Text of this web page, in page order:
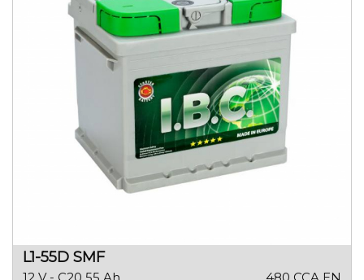
L1-55D SMF
12 V - C20 55 Ah
480 CCA EN